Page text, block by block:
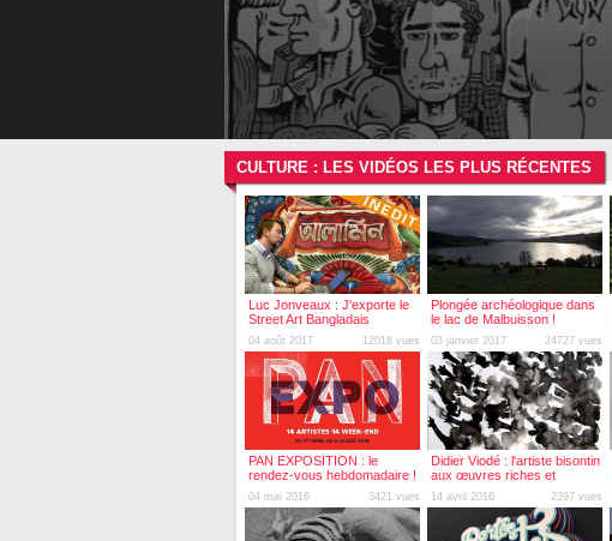
CULTURE : LES VIDÉOS LES PLUS RÉCENTES
Luc Jonveaux : J'exporte le
Street Art Bangladais
04 août 2017 12018 vues
Plongée archéologique dans
le lac de Malbuisson !
03 janvier 2017 24727 vues
PAN EXPOSITION : le
rendez-vous hebdomadaire !
04 mai 2016 3421 vues
Didier Viodé : l'artiste bisontin
aux œuvres riches et
pluridisciplinaires !
14 avril 2016 2397 vues